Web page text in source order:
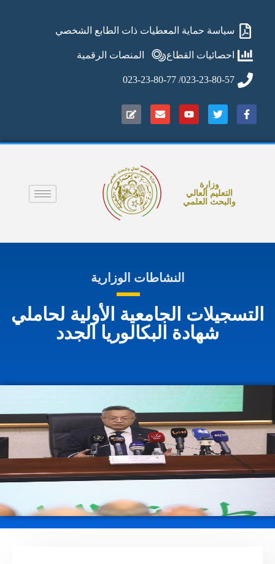
سياسة حماية المعطيات ذات الطابع الشخصي
احصائيات القطاع المنصات الرقمية
023-23-80-57/ 023-23-80-77
وزارة
التعليم العالي
والبحث العلمي
النشاطات الوزارية
التسجيلات الجامعية الأولية لحاملي
شهادة البكالوريا الجدد